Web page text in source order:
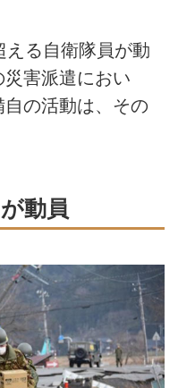
る自衛隊員が動
害派遣におい
の活動は、その
動員